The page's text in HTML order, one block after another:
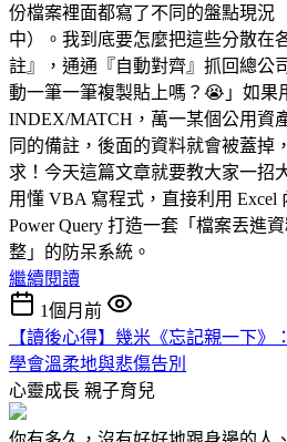
份檔案裡面都寫了不同的盤點現況
中）。我到底要怎麼把這些分散在
註』，通通『自動對齊』抓回總公
動一筆一筆複製貼上嗎？😭」如果
INDEX/MATCH，萬一某個公用資
同的備註，後面的資料就會被蓋掉
求！今天這篇文章就要教大家一招
用懂 VBA 寫程式，直接利用
Power Query 打造一套「檔案丟進
整」的防呆系統。
繼續閱讀
1個月前
【讀後心得】幾米《忘記親一下》
學會溫柔地與悲傷告別
心靈成長 親子育兒